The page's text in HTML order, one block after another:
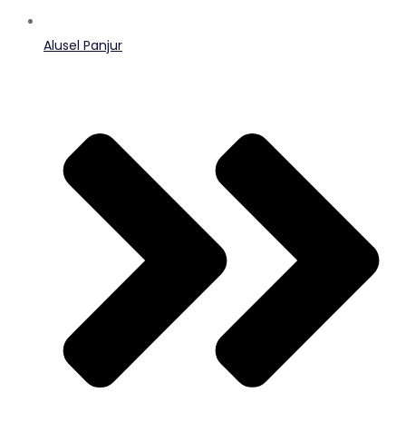
Alusel Panjur